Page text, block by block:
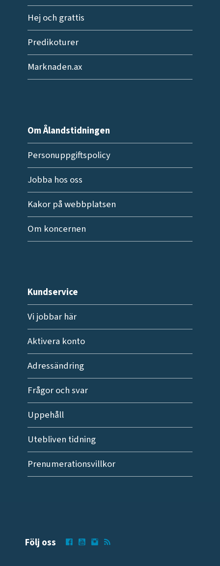
Hej och grattis
Predikoturer
Marknaden.ax
Om Ålandstidningen
Personuppgiftspolicy
Jobba hos oss
Kakor på webbplatsen
Om koncernen
Kundservice
Vi jobbar här
Aktivera konto
Adressändring
Frågor och svar
Uppehåll
Utebliven tidning
Prenumerationsvillkor
Följ oss